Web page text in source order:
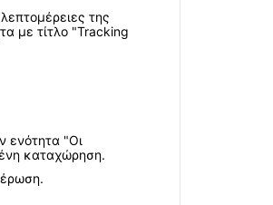
της
με τίτλο "Tracking
ενότητα "Οι
καταχώρηση.